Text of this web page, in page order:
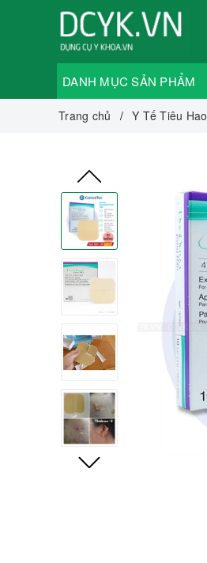
DANH MỤC SẢN PHẨM
Trang chủ Y Tế Tiêu Hao